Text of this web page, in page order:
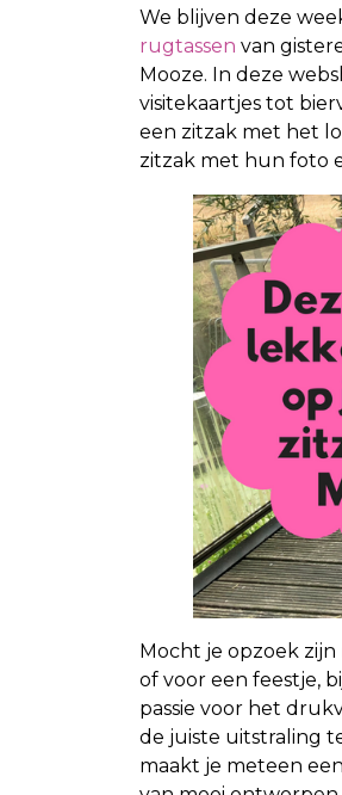
We blijven deze
rugtassen van
Mooze. In deze
visitekaartjes tot
een zitzak met het
zitzak met hun foto
Mocht je opzoek
of voor een feestje,
passie voor het
de juiste uitstraling
maakt je meteen